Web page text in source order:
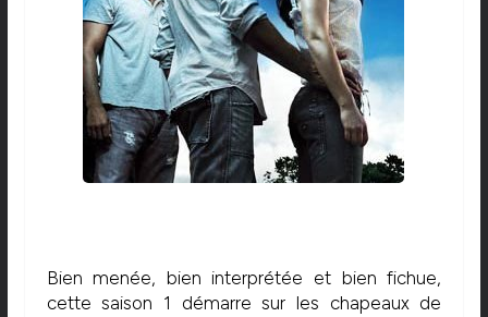
Bien menée, bien interprétée et bien fichue,
cette saison 1 démarre sur les chapeaux de